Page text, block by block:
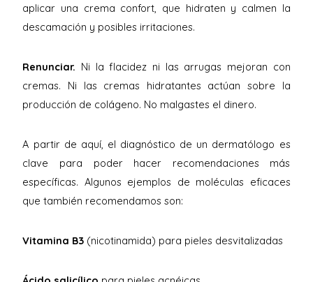
aplicar una crema confort, que hidraten y calmen la
descamación y posibles irritaciones.
Renunciar. Ni la flacidez ni las arrugas mejoran con
cremas. Ni las cremas hidratantes actúan sobre la
producción de colágeno. No malgastes el dinero.
A partir de aquí, el diagnóstico de un dermatólogo es
clave para poder hacer recomendaciones más
específicas. Algunos ejemplos de moléculas eficaces
que también recomendamos son:
Vitamina B3 (nicotinamida) para pieles desvitalizadas